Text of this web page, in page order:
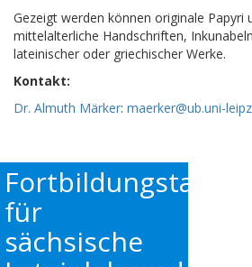
Gezeigt werden können originale Papyri
mittelalterliche Handschriften,
lateinischer oder griechischer Werke.
Kontakt:
Dr. Almuth Märker: maerker@ub.uni-
Fortbildungstag
für
sächsische